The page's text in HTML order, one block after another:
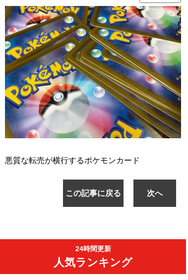
悪質な転売が横行するポケモンカード
この記事に戻る 次へ
24時間更新
人気ランキング